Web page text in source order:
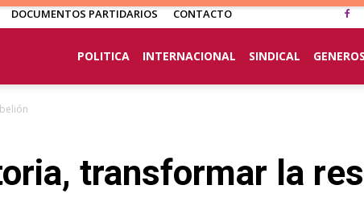
DOCUMENTOS PARTIDARIOS CONTACTO
POLITICA INTERNACIONAL SINDICAL GENEROS
transformar la